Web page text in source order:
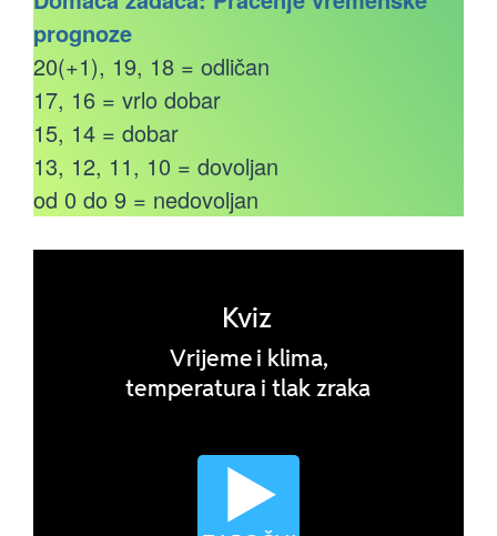
prognoze
20(+1), 19, 18 = odličan
17, 16 = vrlo dobar
15, 14 = dobar
13, 12, 11, 10 = dovoljan
od 0 do 9 = nedovoljan